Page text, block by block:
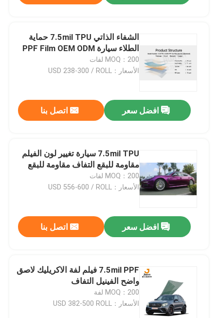
الشفاء الذاتي 7.5mil TPU حماية
الطلاء سيارة PPF Film OEM ODM
MOQ：200 لفات
الأسعار：USD 238-300 / ROLL
افضل سعر اتصل بنا
7.5mil TPU سيارة تغيير لون الفيلم
مقاومة للبقع التفاف مقاومة للبقع
MOQ：200 لفات
الأسعار：USD 556-600 / ROLL
افضل سعر اتصل بنا
7.5mil PPF فيلم لفة الاكريليك لاصق
واضح الفينيل التفاف
MOQ：200 لفة
الأسعار：USD 382-500 ROLL